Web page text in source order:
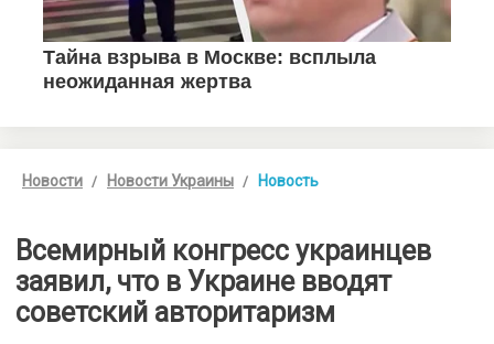
Новости Новости Украины Новость
Всемирный конгресс украинцев
заявил, что в Украине вводят
советский авторитаризм